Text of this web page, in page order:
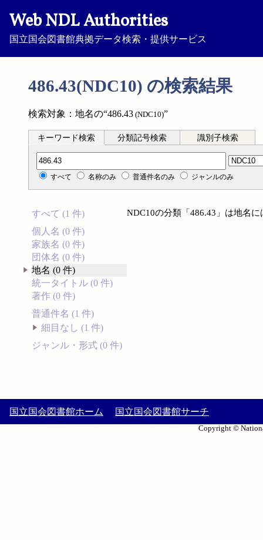
Web NDL Authorities
国立国会図書館典拠データ検索・提供サービス
486.43(NDC10) の検索結果
検索対象：地名の“486.43 (NDC10)”
キーワード検索 分類記号検索 識別子検索
分類記号検索
すべて 名称のみ 普通件名のみ ジャンルのみ
すべて (1 件)
個人名 (0 件)
家族名 (0 件)
団体名 (0 件)
地名 (0 件)
統一タイトル (0 件)
著作 (0 件)
普通件名 (1 件)
細目なし (1 件)
ジャンル・形式 (0 件)
NDC10の分類「486.43」は地名
国立国会図書館ホーム 国立国会図書館サーチ
Copyright ©